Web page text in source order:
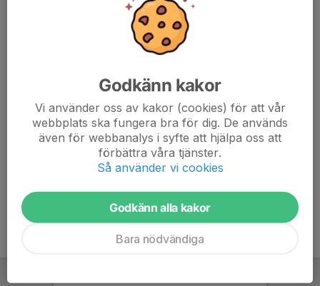
Mobil visas bara för inloggade
hampik.morad@tabyfk.se
073-387 18 48
Andreas Rudin
Lagadministratör
070-209 00 20
andreas.h.rudin@gmail.com
Godkänn kakor
Vi använder oss av kakor (cookies) för att vår
webbplats ska fungera bra för dig. De används
även för webbanalys i syfte att hjälpa oss att
förbättra våra tjänster.
Så använder vi cookies
Godkänn alla kakor
Bara nödvändiga